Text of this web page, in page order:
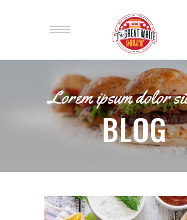
Lorem ipsum dolor
BLOG